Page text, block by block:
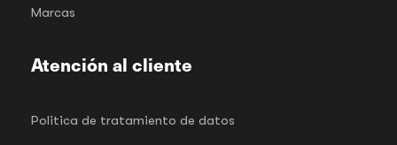
Marcas
Atención al cliente
Politica de tratamiento de datos